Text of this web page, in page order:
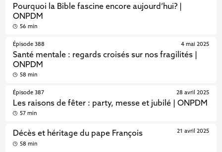
Pourquoi la Bible fascine encore aujourd’hui? |
ONPDM
56 min
Épisode 388
Santé mentale : regards croisés sur nos fragilités |
ONPDM
4 mai 2025
58 min
Épisode 387
Les raisons de fêter : party, messe et jubilé | ONPDM
28 avril 2025
57 min
Décès et héritage du pape François 21 avril 2025
58 min